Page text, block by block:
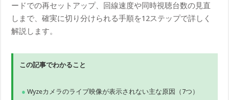
ードでの再セットアップ、回線速度や同時視聴台数の見直
しまで、確実に切り分けられる手順を12ステップで詳しく
解説します。
この記事でわかること
Wyzeカメラのライブ映像が表示されない主な原因（7つ）